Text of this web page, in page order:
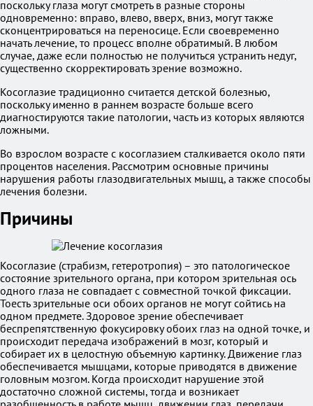
поскольку глаза могут смотреть в разные стороны
одновременно: вправо, влево, вверх, вниз, могут также
сконцентрироваться на переносице. Если своевременно
начать лечение, то процесс вполне обратимый. В любом
случае, даже если полностью не получиться устранить недуг,
существенно скорректировать зрение возможно.
Косоглазие традиционно считается детской болезнью,
поскольку именно в раннем возрасте больше всего
диагностируются такие патологии, часть из которых являются
ложными.
Во взрослом возрасте с косоглазием сталкивается около пяти
процентов населения. Рассмотрим основные причины
нарушения работы глазодвигательных мышц, а также способы
лечения болезни.
Причины
Косоглазие (страбизм, гетеротропия) – это патологическое
состояние зрительного органа, при котором зрительная ось
одного глаза не совпадает с совместной точкой фиксации.
Тоесть зрительные оси обоих органов не могут сойтись на
одном предмете. Здоровое зрение обеспечивает
беспрепятственную фокусировку обоих глаз на одной точке, и
происходит передача изображений в мозг, который и
собирает их в целостную объемную картинку. Движение глаз
обеспечивается мышцами, которые приводятся в движение
головным мозгом. Когда происходит нарушение этой
достаточно сложной системы, тогда и возникает